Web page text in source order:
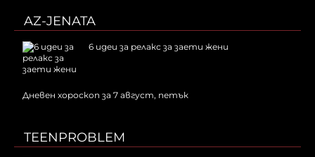
AZ-JENATA
6 идеи за релакс за заети жени
Дневен хороскоп за 7 август, петък
TEENPROBLEM